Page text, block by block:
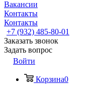
Вакансии
Контакты
Контакты
+7 (932) 485-80-01
Заказать звонок
Задать вопрос
Войти
Корзина0